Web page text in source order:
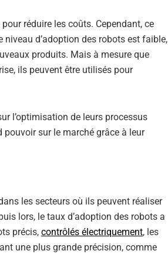
réduire les coûts. Cependant, ce
niveau d’adoption des robots est faible,
produits. Mais à mesure que
ils peuvent être utilisés pour
l’optimisation de leurs processus
sur le marché grâce à leur
les secteurs où ils peuvent réaliser
lors, le taux d’adoption des robots a
précis, contrôlés électriquement, les
une plus grande précision, comme